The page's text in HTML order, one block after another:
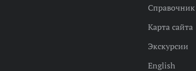
Справочник
Карта сайта
Экскурсии
English